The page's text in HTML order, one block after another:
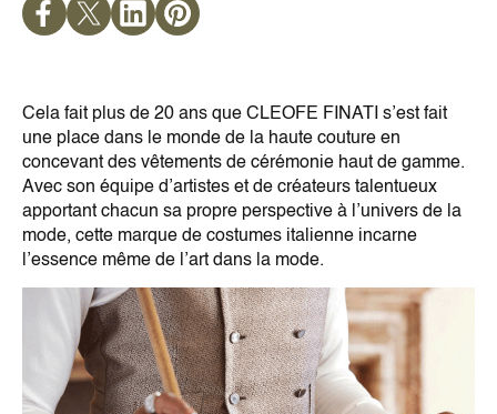
Cela fait plus de 20 ans que CLEOFE FINATI s’est fait
une place dans le monde de la haute couture en
concevant des vêtements de cérémonie haut de gamme.
Avec son équipe d’artistes et de créateurs talentueux
apportant chacun sa propre perspective à l’univers de la
mode, cette marque de costumes italienne incarne
l’essence même de l’art dans la mode.